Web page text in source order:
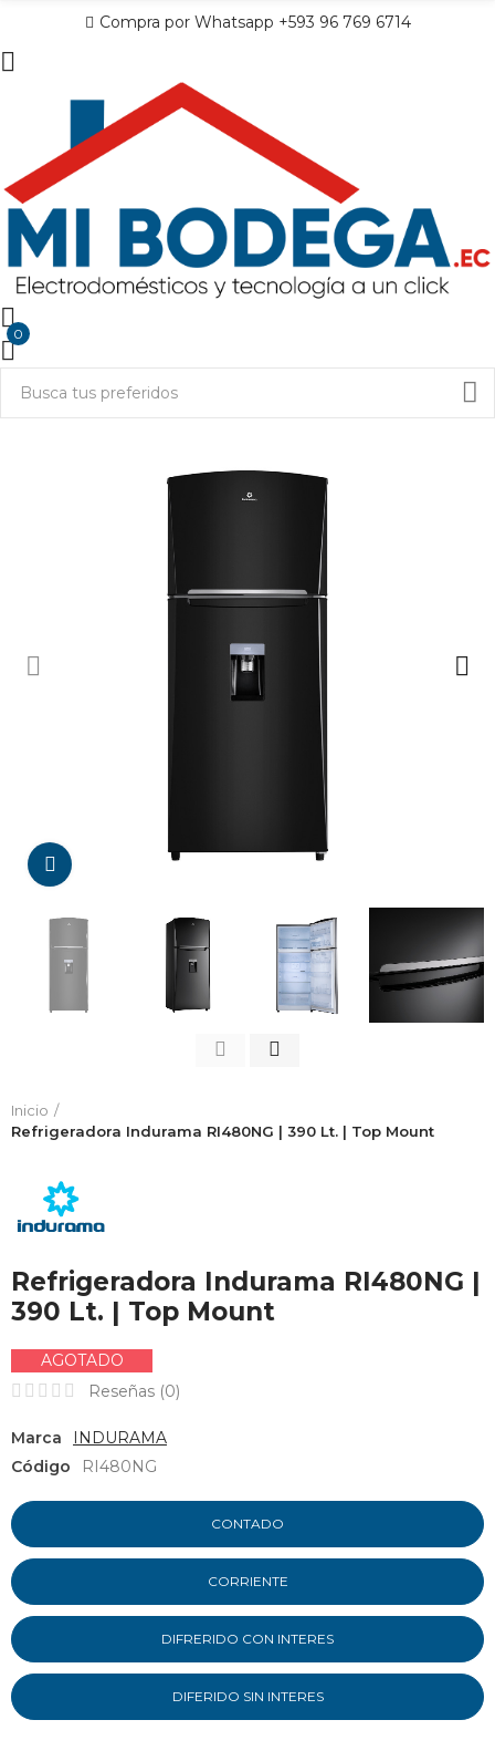
Compra por Whatsapp +593 96 769 6714
0
Da click para agrandar
Inicio
Refrigeradora Indurama RI480NG | 390 Lt. | Top Mount
Refrigeradora Indurama RI480NG |
390 Lt. | Top Mount
AGOTADO
Reseñas (0)
Marca
INDURAMA
Código
RI480NG
CONTADO
CORRIENTE
DIFRERIDO CON INTERES
DIFERIDO SIN INTERES